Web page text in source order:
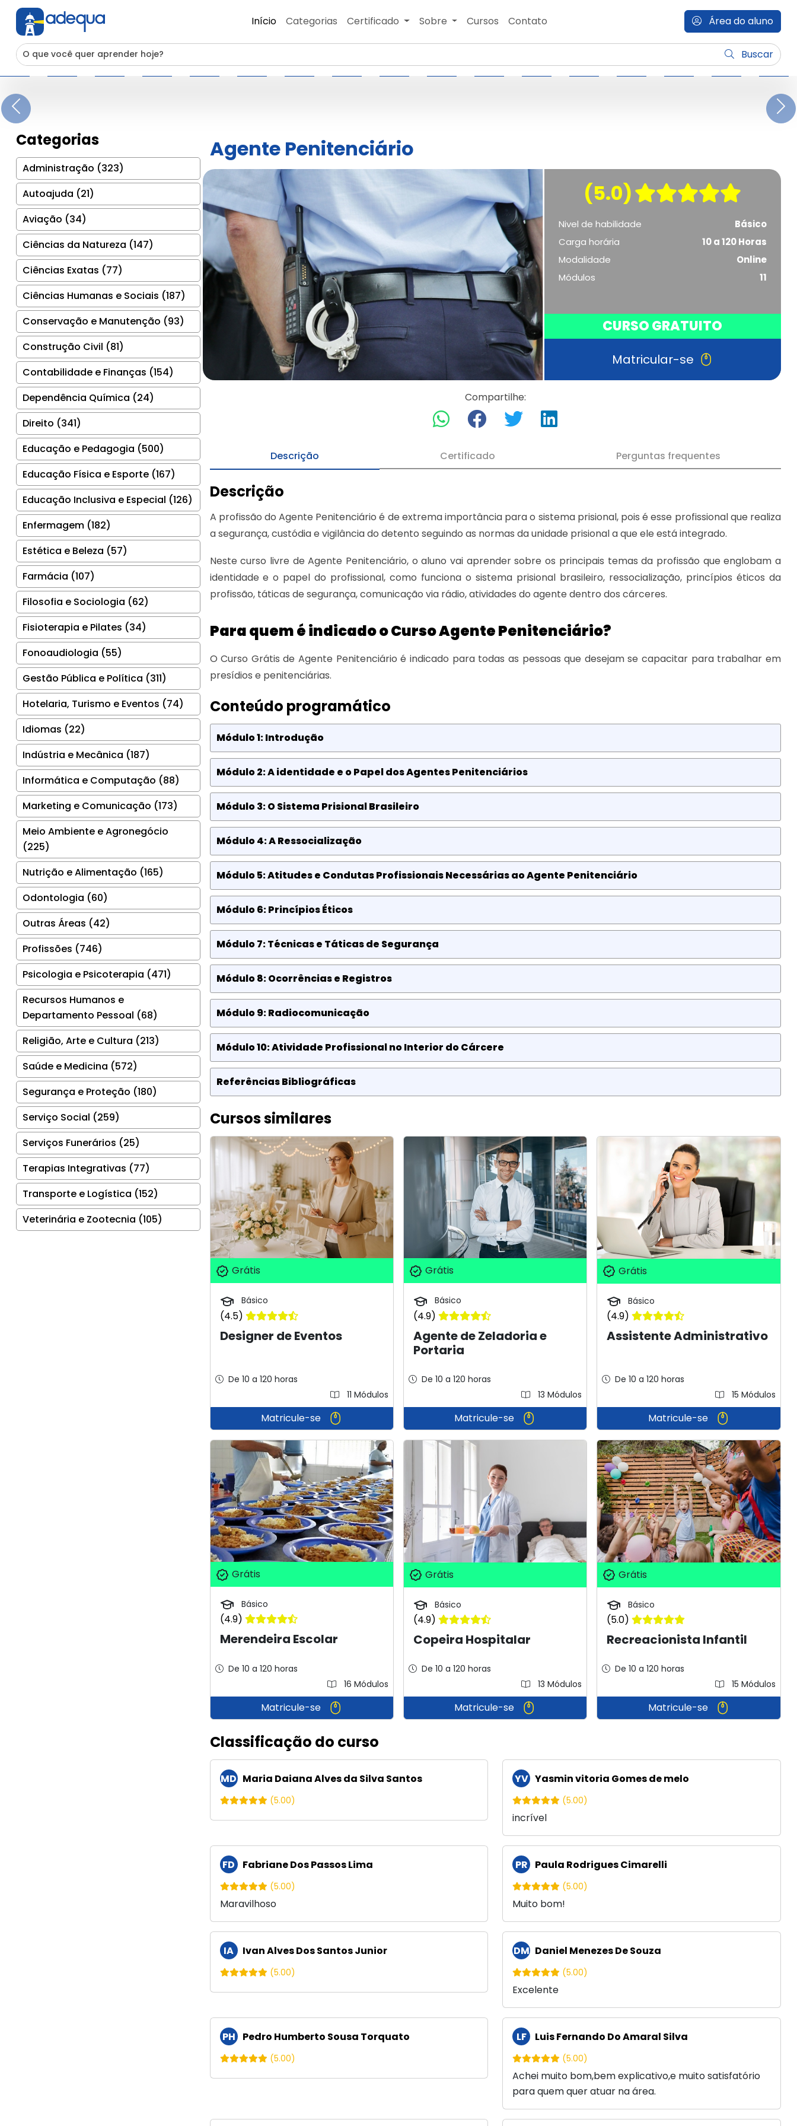
Início Categorias Certificado Sobre Cursos Contato Área do aluno
Buscar
Previous
Categorias
Administração (323)
Autoajuda (21)
Aviação (34)
Ciências da Natureza (147)
Ciências Exatas (77)
Ciências Humanas e Sociais (187)
Conservação e Manutenção (93)
Construção Civil (81)
Contabilidade e Finanças (154)
Dependência Química (24)
Direito (341)
Educação e Pedagogia (500)
Educação Física e Esporte (167)
Educação Inclusiva e Especial (126)
Enfermagem (182)
Estética e Beleza (57)
Farmácia (107)
Filosofia e Sociologia (62)
Fisioterapia e Pilates (34)
Fonoaudiologia (55)
Gestão Pública e Política (311)
Hotelaria, Turismo e Eventos (74)
Idiomas (22)
Indústria e Mecânica (187)
Informática e Computação (88)
Marketing e Comunicação (173)
Meio Ambiente e Agronegócio
(225)
Nutrição e Alimentação (165)
Odontologia (60)
Outras Áreas (42)
Profissões (746)
Psicologia e Psicoterapia (471)
Recursos Humanos e
Departamento Pessoal (68)
Religião, Arte e Cultura (213)
Saúde e Medicina (572)
Segurança e Proteção (180)
Serviço Social (259)
Serviços Funerários (25)
Terapias Integrativas (77)
Transporte e Logística (152)
Veterinária e Zootecnia (105)
Agente Penitenciário
(5.0)
Nivel de habilidade
Básico
Carga horária
10 a 120 Horas
Modalidade
Online
Módulos
11
CURSO GRATUITO
Matricular-se
Compartilhe:
Descrição Certificado Perguntas frequentes
Descrição
A profissão do Agente Penitenciário é de extrema importância para o sistema prisional, pois é esse profissional que realiza
a segurança, custódia e vigilância do detento seguindo as normas da unidade prisional a que ele está integrado.
Neste curso livre de Agente Penitenciário, o aluno vai aprender sobre os principais temas da profissão que englobam a
identidade e o papel do profissional, como funciona o sistema prisional brasileiro, ressocialização, princípios éticos da
profissão, táticas de segurança, comunicação via rádio, atividades do agente dentro dos cárceres.
Para quem é indicado o Curso Agente Penitenciário?
O Curso Grátis de Agente Penitenciário é indicado para todas as pessoas que desejam se capacitar para trabalhar em
presídios e penitenciárias.
Conteúdo programático
Módulo 1: Introdução
Módulo 2: A identidade e o Papel dos Agentes Penitenciários
Módulo 3: O Sistema Prisional Brasileiro
Módulo 4: A Ressocialização
Módulo 5: Atitudes e Condutas Profissionais Necessárias ao Agente Penitenciário
Módulo 6: Princípios Éticos
Módulo 7: Técnicas e Táticas de Segurança
Módulo 8: Ocorrências e Registros
Módulo 9: Radiocomunicação
Módulo 10: Atividade Profissional no Interior do Cárcere
Referências Bibliográficas
Cursos similares
Grátis
Básico
(4.5)
Designer de Eventos
De 10 a 120 horas
11 Módulos
Matricule-se
Grátis
Básico
(4.9)
Agente de Zeladoria e
Portaria
De 10 a 120 horas
13 Módulos
Matricule-se
Grátis
Básico
(4.9)
Assistente Administrativo
De 10 a 120 horas
15 Módulos
Matricule-se
Grátis
Básico
(4.9)
Merendeira Escolar
De 10 a 120 horas
16 Módulos
Matricule-se
Grátis
Básico
(4.9)
Copeira Hospitalar
De 10 a 120 horas
13 Módulos
Matricule-se
Grátis
Básico
(5.0)
Recreacionista Infantil
De 10 a 120 horas
15 Módulos
Matricule-se
Classificação do curso
MD Maria Daiana Alves da Silva Santos
(5.00)
YV Yasmin vitoria Gomes de melo
(5.00)
incrível
FD Fabriane Dos Passos Lima
(5.00)
Maravilhoso
PR Paula Rodrigues Cimarelli
(5.00)
Muito bom!
IA Ivan Alves Dos Santos Junior
(5.00)
DM Daniel Menezes De Souza
(5.00)
Excelente
PH Pedro Humberto Sousa Torquato
(5.00)
LF Luis Fernando Do Amaral Silva
(5.00)
Achei muito bom,bem explicativo,e muito satisfatório
para quem quer atuar na área.